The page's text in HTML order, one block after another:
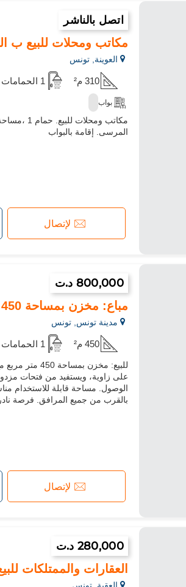
اتصل بالناشر
مكاتب ومحلات للبيع ب العوينة.
العوينة, تونس
310 م² 1 الحمامات
بواب
المرسى. إقامة بالبواب
لإتصال
800,000 د.ت
مباع: مخزن بمساحة 450 متر مربع في وسط مدينة تونس
مدينة تونس, تونس
450 م² 1 الحمامات
على زاوية، ويستفيد من فتحات
الوصول. مساحة قابلة للاستخدام
بالقرب من جميع المرافق. فرصة
لإتصال
280,000 د.ت
العقارات والممتلكات